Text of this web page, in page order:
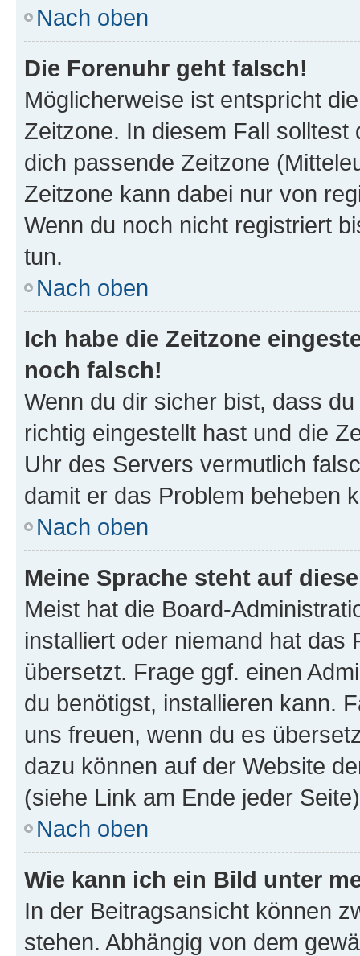
Nach oben
Die Forenuhr geht falsch!
Möglicherweise ist entspricht
Zeitzone. In diesem Fall solltest
dich passende Zeitzone
Zeitzone kann dabei nur von
Wenn du noch nicht registriert
tun.
Nach oben
Ich habe die Zeitzone
noch falsch!
Wenn du dir sicher bist, dass
richtig eingestellt hast und die
Uhr des Servers vermutlich
damit er das Problem beheben
Nach oben
Meine Sprache steht auf
Meist hat die Board-
installiert oder niemand hat das
übersetzt. Frage ggf. einen
du benötigst, installieren kann.
uns freuen, wenn du es
dazu können auf der Website
(siehe Link am Ende jeder
Nach oben
Wie kann ich ein Bild unter
In der Beitragsansicht können
stehen. Abhängig von dem